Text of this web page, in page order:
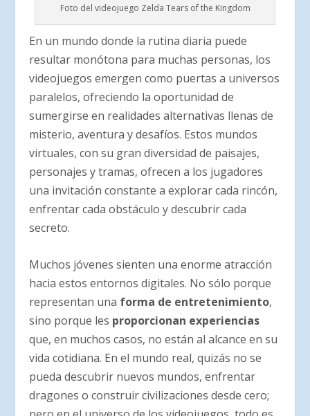
Foto del videojuego Zelda Tears of the Kingdom
En un mundo donde la rutina diaria puede
resultar monótona para muchas personas, los
videojuegos emergen como puertas a universos
paralelos, ofreciendo la oportunidad de
sumergirse en realidades alternativas llenas de
misterio, aventura y desafíos. Estos mundos
virtuales, con su gran diversidad de paisajes,
personajes y tramas, ofrecen a los jugadores
una invitación constante a explorar cada rincón,
enfrentar cada obstáculo y descubrir cada
secreto.
Muchos jóvenes sienten una enorme atracción
hacia estos entornos digitales. No sólo porque
representan una forma de entretenimiento,
sino porque les proporcionan experiencias
que, en muchos casos, no están al alcance en su
vida cotidiana. En el mundo real, quizás no se
pueda descubrir nuevos mundos, enfrentar
dragones o construir civilizaciones desde cero;